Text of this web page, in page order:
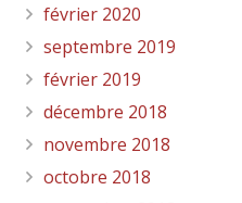
février 2020
septembre 2019
février 2019
décembre 2018
novembre 2018
octobre 2018